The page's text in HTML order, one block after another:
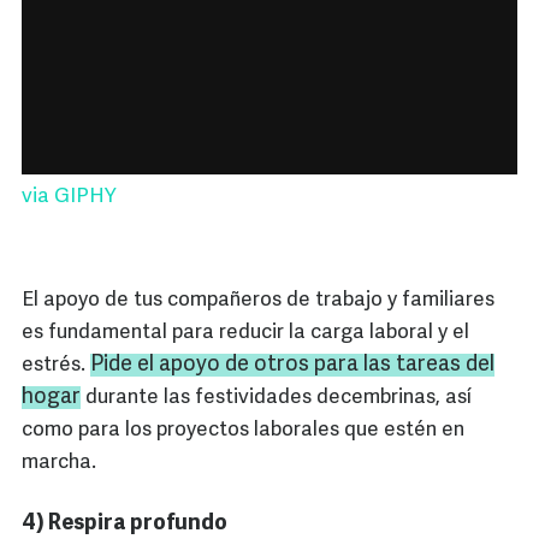
via GIPHY
El apoyo de tus compañeros de trabajo y familiares
es fundamental para reducir la carga laboral y el
estrés. Pide el apoyo de otros para las tareas del
hogar durante las festividades decembrinas, así
como para los proyectos laborales que estén en
marcha.
4) Respira profundo